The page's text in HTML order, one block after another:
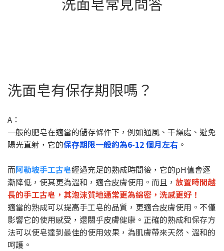
洗面皂有保存期限嗎？
A：
一般的肥皂在適當的儲存條件下，例如通風、干燥處、避免
陽光直射，它的保存期限一般約為6-12 個月左右 。
而阿勒坡手工古皂經過充足的熟成時間後，它的pH值會逐
漸降低，使其更為溫和，適合皮膚使用。而且， 放置時間越
長的手工古皂，其泡沫質地通常更為綿密，洗感更好！
適當的熟成可以提高手工皂的品質，更適合皮膚使用。不僅
影響它的使用感受，還關乎皮膚健康。正確的熟成和保存方
法可以使皂達到最佳的使用效果，為肌膚帶來天然、溫和的
呵護。